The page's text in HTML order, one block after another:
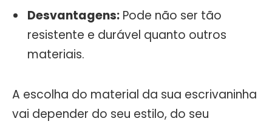
Desvantagens: Pode não ser tão
resistente e durável quanto outros
materiais.
A escolha do material da sua escrivaninha
vai depender do seu estilo, do seu